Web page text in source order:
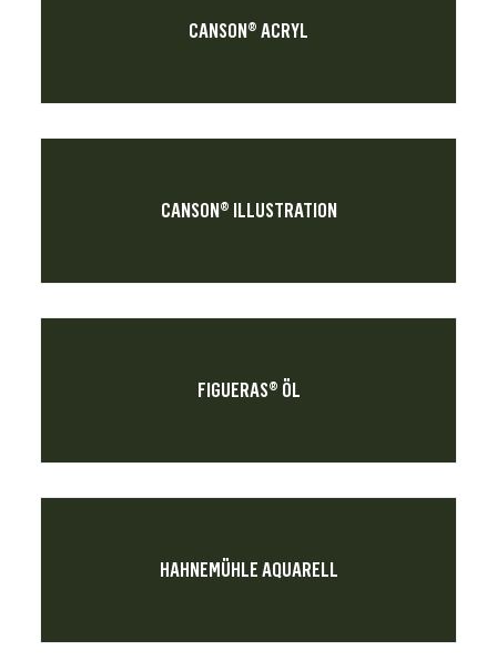
CANSON® ACRYL
CANSON® ILLUSTRATION
FIGUERAS® ÖL
HAHNEMÜHLE AQUARELL